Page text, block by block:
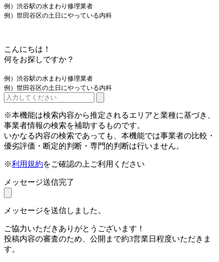
例）渋谷駅の水まわり修理業者
例）世田谷区の土日にやっている内科
こんにちは！
何をお探しですか？
例）渋谷駅の水まわり修理業者
例）世田谷区の土日にやっている内科
※本機能は検索内容から推定されるエリアと業種に基づき、
事業者情報の検索を補助するものです。
いかなる内容の検索であっても、本機能では事業者の比較・
優劣評価・断定的判断・専門的判断は行いません。
※利用規約をご確認の上ご利用ください
メッセージ送信完了
メッセージを送信しました。
ご協力いただきありがとうございます！
投稿内容の審査のため、公開まで約3営業日程度いただきま
す。